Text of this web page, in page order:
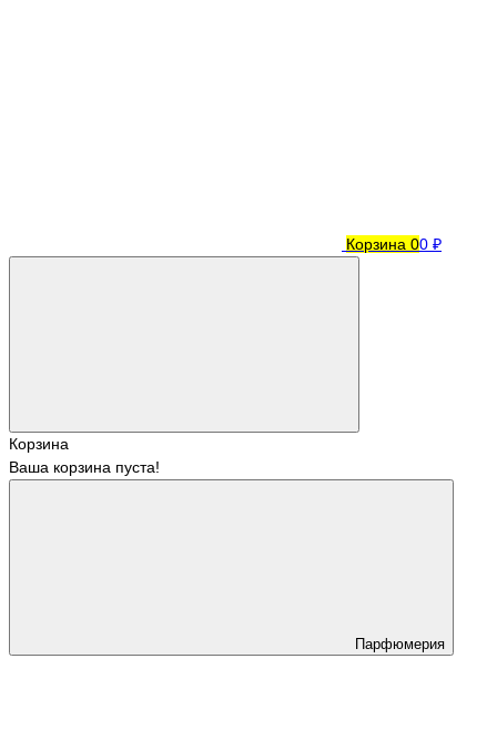
Корзина 00 ₽
Корзина
Ваша корзина пуста!
Парфюмерия